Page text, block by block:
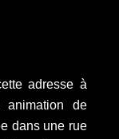
adresse à
animation de
dans une rue